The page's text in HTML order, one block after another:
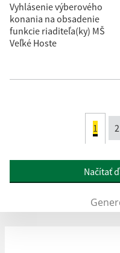
Vyhlásenie výberového
konania na obsadenie
funkcie riaditeľa(ky) MŠ
Veľké Hoste
1 2
Načítať